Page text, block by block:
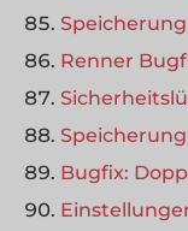
Speicherung
Renner
Bugfix: